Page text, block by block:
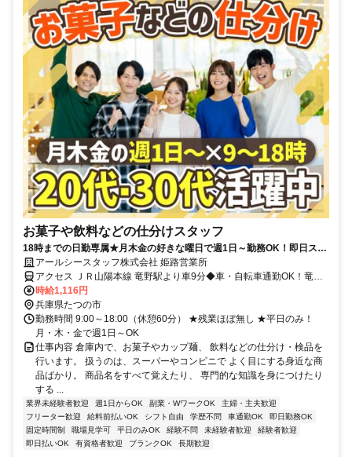
お菓子や飲料などの仕分けスタッフ
18時までの日勤専属★月木金の好きな曜日で週1日～勤務OK！即日スタ
ートも可能◎
アールシースタッフ株式会社 姫路営業所
アクセス ＪＲ山陽本線 竜野駅より車9分◆車・自転車通勤OK！竜野
駅からの送迎もあり
時給1,116円
兵庫県たつの市
勤務時間 9:00～18:00（休憩60分） ★残業ほぼ無し ★平日のみ！
月・木・金で週1日～OK
仕事内容 倉庫内で、お菓子やカップ麺、 飲料などの仕分け・検品を
行います。 扱うのは、スーパーやコンビニで よく目にする身近な商
品ばかり。 商品名をすべて覚えたり、 専門的な知識を身につけたり
する ...
業界未経験者歓迎 週1日からOK 副業・WワークOK
主婦・主夫歓迎
フリーター歓迎
給料前払いOK シフト自由 学歴不問 車通勤OK
即日勤務OK
固定時間制
職場見学可 平日のみOK 経験不問 未経験者歓迎
経験者歓迎
即日払いOK
有資格者歓迎 ブランクOK 長期歓迎